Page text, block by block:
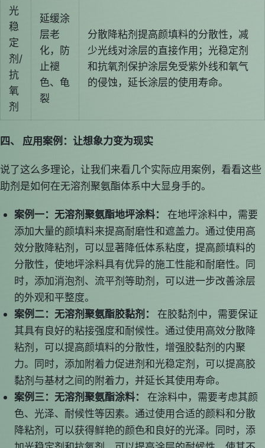
光
稳
定
剂/
抗
氧
剂
延缓涂
层老
化，防
止褪
色、龟
裂
分散降粘剂提高颜填料的分散性，减
少光线对涂层的直接作用；光稳定剂
和抗氧剂保护涂层免受紫外线和氧气
的侵蚀，延长涂层的使用寿命。
四、 应用案例：让想象力变为现实
说了这么多理论，让我们来看几个实际应用案例，看看这些
助剂是如何在无溶剂聚氨酯体系中大显身手的。
案例一：无溶剂聚氨酯地坪涂料：
在地坪涂料中，需要
添加大量的颜填料来提高耐磨性和遮盖力。通过使用高
效分散降粘剂，可以显著降低体系粘度，提高颜填料的
分散性，使地坪涂料具有优异的施工性能和耐磨性。同
时，添加消泡剂、流平剂等助剂，可以进一步改善涂层
的外观和平整度。
案例二：无溶剂聚氨酯胶黏剂：
在胶黏剂中，需要保证
其具有良好的粘接强度和耐候性。通过使用高效分散降
粘剂，可以提高颜填料的分散性，增强胶黏剂的内聚
力。同时，添加附着力促进剂和光稳定剂，可以提高胶
黏剂与基材之间的附着力，并延长其使用寿命。
案例三：无溶剂聚氨酯涂料：
在涂料中，需要考虑其颜
色、光泽、耐候性等因素。通过使用合适的颜料和分散
降粘剂，可以获得鲜艳的颜色和良好的光泽。同时，添